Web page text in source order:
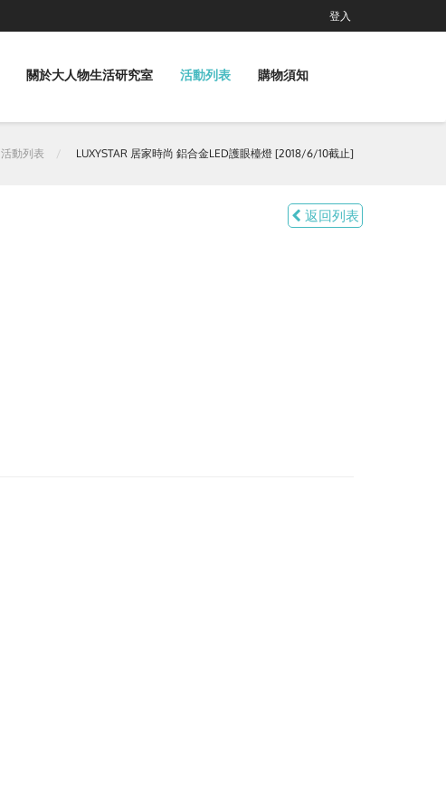
登入
關於大人物生活研究室 活動列表 購物須知
活動列表 LUXYSTAR 居家時尚 鋁合金LED護眼檯燈 [2018/6/10截止]
返回列表